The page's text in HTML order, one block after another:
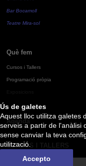
Ús de galetes
Aquest lloc utilitza galetes
serveis a partir de l'anàlisi
sense canviar la teva
utilització.
Accepto
Bar Bocamoll
Teatre Mira-sol
Què fem
Cursos i Tallers
Programació pròpia
Agenda
CURSOS I TALLERS